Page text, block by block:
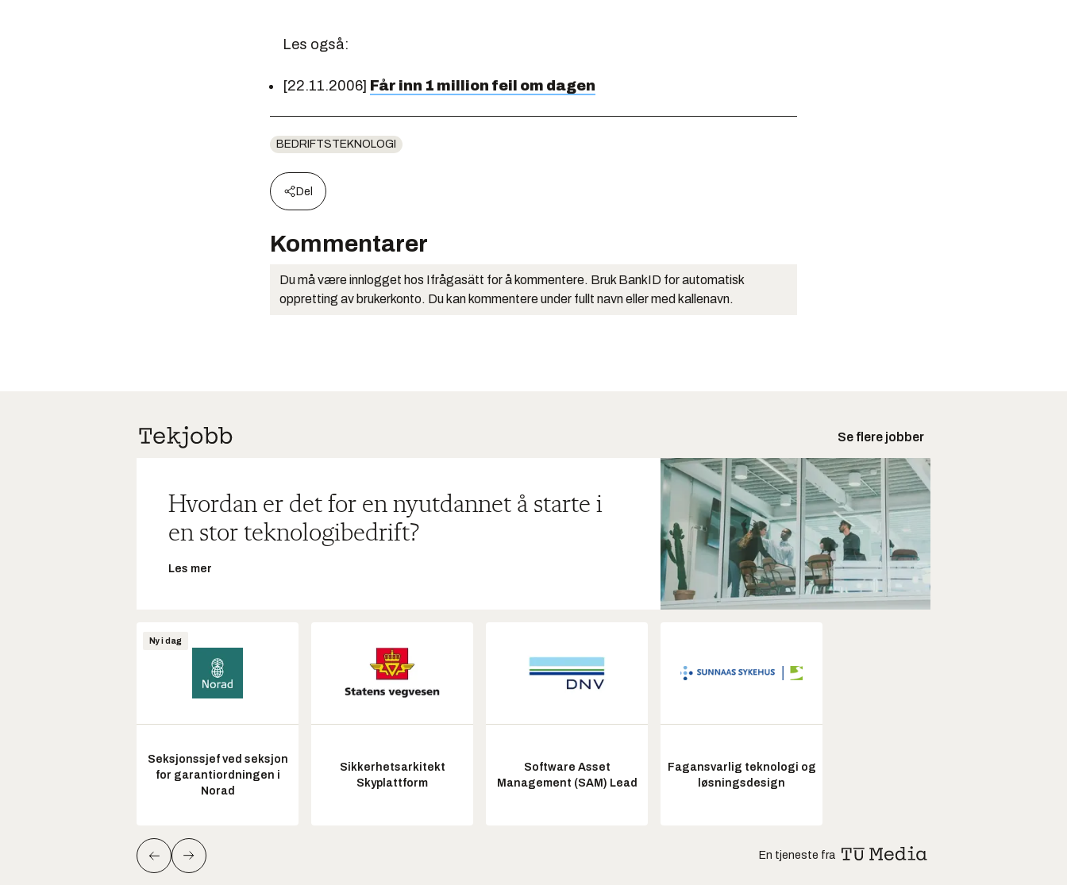
Les også:
[22.11.2006] Får inn 1 million feil om dagen
BEDRIFTSTEKNOLOGI
Del
Kommentarer
Du må være innlogget hos Ifrågasätt for å kommentere. Bruk BankID for automatisk
oppretting av brukerkonto. Du kan kommentere under fullt navn eller med kallenavn.
Se flere jobber
Hvordan er det for en nyutdannet å starte i
en stor teknologibedrift?
Les mer
Ny i dag
Seksjonssjef ved seksjon
for garantiordningen i
Norad
Sikkerhetsarkitekt
Skyplattform
Software Asset
Management (SAM) Lead
Fagansvarlig teknologi og
løsningsdesign
En tjeneste fra